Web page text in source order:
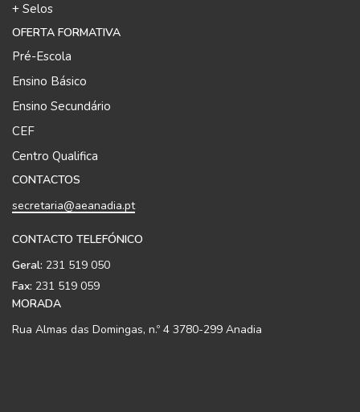
+ Selos
OFERTA FORMATIVA
Pré-Escola
Ensino Básico
Ensino Secundário
CEF
Centro Qualifica
CONTACTOS
secretaria@aeanadia.pt
CONTACTO TELEFÓNICO
Geral: 231 519 050
Fax: 231 519 059
MORADA
Rua Almas das Domingas, n.º 4 3780-299 Anadia